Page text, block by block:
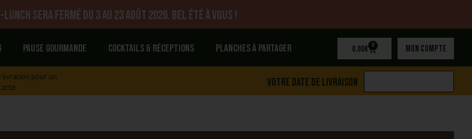
sera fermé du 3 au 23 août 2026. Bel été à vous !
Pause gourmande Cocktails & réceptions Planches à partager 0,00€ 0 Mon compte
livraison pour un
Votre date de livraison